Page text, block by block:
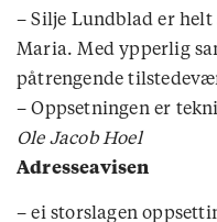
– Silje Lundblad er
Maria. Med ypperlig
påtrengende
– Oppsetningen er
Ole Jacob Hoel
Adresseavisen
– ei storslagen